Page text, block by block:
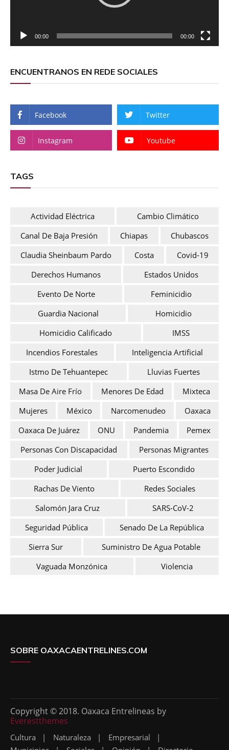
00:00 00:00
ENCUENTRANOS EN REDE SOCIALES
Facebook Twitter
Instagram Youtube
TAGS
Actividad Eléctrica
Cambio Climático
Canal De Baja Presión
Chiapas
Chubascos
Claudia Sheinbaum Pardo
Costa
Covid-19
Derechos Humanos
Estados Unidos
Evento De Norte
Feminicidio
Guardia Nacional
Homicidio
Homicidio Calificado
IMSS
Incendios Forestales
Inteligencia Artificial
Istmo De Tehuantepec
Lluvias Fuertes
Masa De Aire Frío
Menores De Edad
Mixteca
Mujeres
México Narcomenudeo
Oaxaca
Oaxaca De Juárez
ONU Pandemia
Pemex
Personas Con Discapacidad
Personas Migrantes
Poder Judicial
Puerto Escondido
Rachas De Viento
Redes Sociales
Salomón Jara Cruz
SARS-CoV-2
Seguridad Pública
Senado De La República
Sierra Sur
Suministro De Agua Potable
Vaguada Monzónica
Violencia
SOBRE OAXACAENTRELINES.COM
Copyright © 2018. Oaxaca Entrelineas by
Everestthemes
Cultura Naturaleza
Empresarial